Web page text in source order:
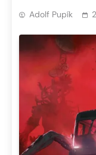
Adolf Pupík